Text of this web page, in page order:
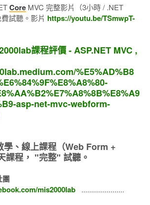
CoreMVC 完整影片（3小時 / .NET
試聽。影片 https://youtu.be/TSmwpT-
課程評價 - ASP.NET MVC ,
%E5%AD%B8
asp-net-mvc-webform-
學、線上課程（Web Form +
課程， "完整" 試聽。
團
mis2000lab
......................